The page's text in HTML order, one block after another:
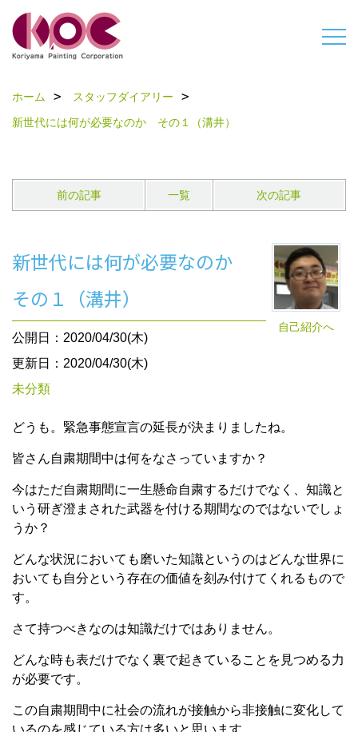
ホーム
スタッフダイアリー
新世代には何が必要なのか その１（溝井）
前の記事 一覧 次の記事
自己紹介へ
新世代には何が必要なのか
その１（溝井）
公開日：2020/04/30(木)
更新日：2020/04/30(木)
未分類
どうも。緊急事態宣言の延長が決まりましたね。
皆さん自粛期間中は何をなさっていますか？
今はただ自粛期間に一生懸命自粛するだけでなく、知識と
いう研ぎ澄まされた武器を付ける期間なのではないでしょ
うか？
どんな状況においても磨いた知識というのはどんな世界に
おいても自分という存在の価値を刻み付けてくれるもので
す。
さて持つべきなのは知識だけではありません。
どんな時も表だけでなく裏で起きていることを見つめる力
が必要です。
この自粛期間中に社会の流れが接触から非接触に変化して
いるのを感じている方は多いと思います。